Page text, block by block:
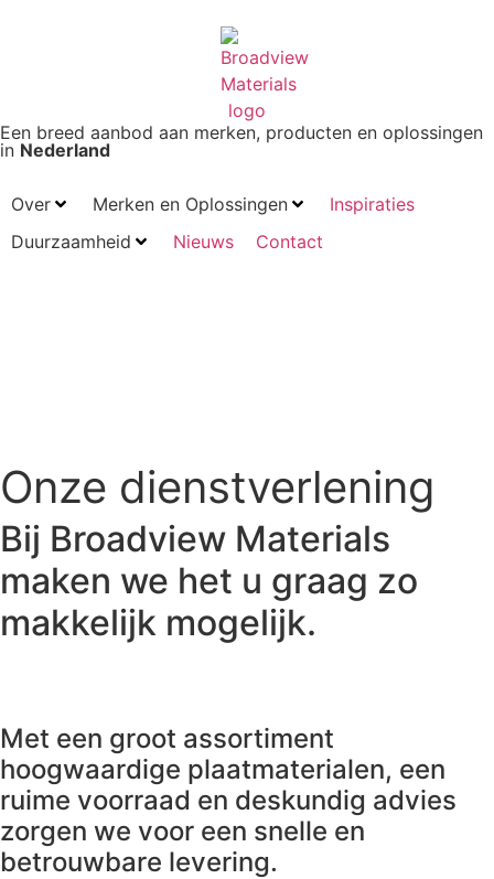
Een breed aanbod aan merken, producten en oplossingen
in Nederland
Over Merken en Oplossingen
Inspiraties
Duurzaamheid
Nieuws Contact
Onze dienstverlening
Bij Broadview Materials
maken we het u graag zo
makkelijk mogelijk.
Met een groot assortiment
hoogwaardige plaatmaterialen, een
ruime voorraad en deskundig advies
zorgen we voor een snelle en
betrouwbare levering.